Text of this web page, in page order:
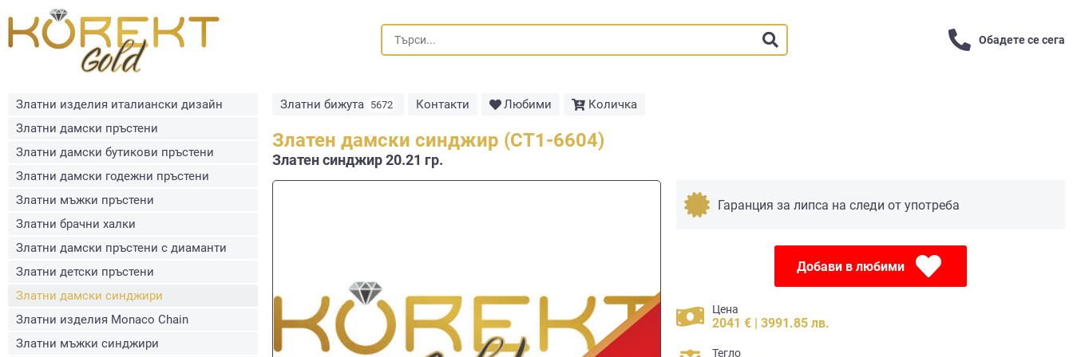
Обадете се сега
Златни изделия италиански дизайн
Златни дамски пръстени
Златни дамски бутикови пръстени
Златни дамски годежни пръстени
Златни мъжки пръстени
Златни брачни халки
Златни дамски пръстени с диаманти
Златни детски пръстени
Златни дамски синджири
Златни изделия Monaco Chain
Златни мъжки синджири
Златни бижута 5672 Контакти Любими Количка
Златен дамски синджир (СТ1-6604)
Златен синджир 20.21 гр.
Гаранция за липса на следи от употреба
Добави в любими
Цена
2041 € | 3991.85 лв.
Тегло